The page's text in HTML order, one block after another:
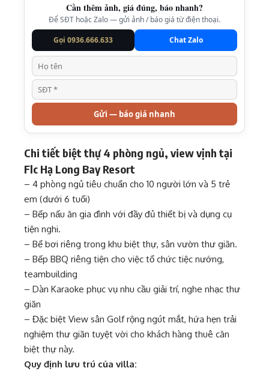
Cần thêm ảnh, giá đúng, báo nhanh?
Để SĐT hoặc Zalo — gửi ảnh / báo giá từ điện thoại.
Gọi 0936.666.633
Chat Zalo
Gửi — báo giá nhanh
Chi tiết biệt thự 4 phòng ngủ, view vịnh tại
Flc Hạ Long Bay Resort
– 4 phòng ngủ tiêu chuẩn cho 10 người lớn và 5 trẻ
em (dưới 6 tuổi)
– Bếp nấu ăn gia đình với đầy đủ thiết bị và dụng cụ
tiện nghi.
– Bể bơi riêng trong khu biệt thự, sân vườn thư giãn.
– Bếp BBQ riêng tiện cho việc tổ chức tiệc nướng,
teambuilding
– Dàn Karaoke phục vụ nhu cầu giải trí, nghe nhạc thư
giãn
– Đặc biệt View sân Golf rộng ngút mắt, hứa hẹn trải
nghiệm thư giãn tuyệt vời cho khách hàng thuê căn
biệt thự này.
Quy định lưu trú của villa: